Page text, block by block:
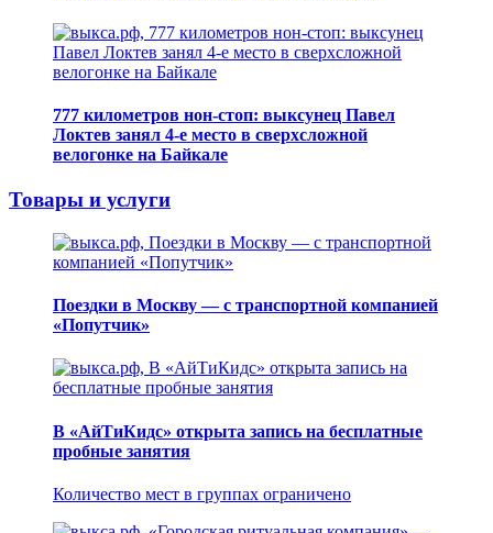
777 километров нон-стоп: выксунец Павел
Локтев занял 4-е место в сверхсложной
велогонке на Байкале
Товары и услуги
Поездки в Москву — с транспортной компанией
«Попутчик»
В «АйТиКидс» открыта запись на бесплатные
пробные занятия
Количество мест в группах ограничено